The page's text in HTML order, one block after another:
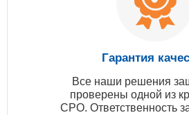
Гарантия
Все наши решения
проверены одной из
СРО. Ответственность